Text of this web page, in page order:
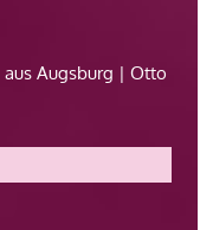
aus Augsburg | Otto